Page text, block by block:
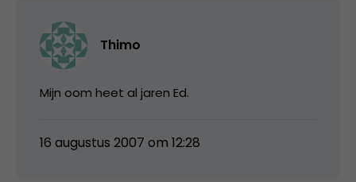
Thimo
Mijn oom heet al jaren Ed.
16 augustus 2007 om 12:28